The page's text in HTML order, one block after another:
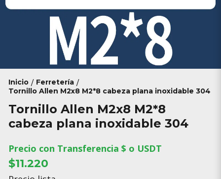
Inicio / Ferretería /
Tornillo Allen M2x8 M2*8 cabeza plana inoxidable 304
Tornillo Allen M2x8 M2*8
cabeza plana inoxidable 304
Precio con Transferencia $ o USDT
$11.220